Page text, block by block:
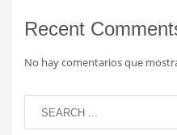
Recent
No hay comentarios que